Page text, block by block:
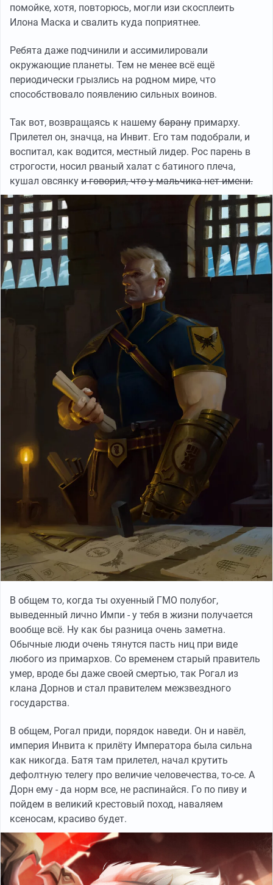
помойке, хотя, повторюсь, могли изи скосплеить
Илона Маска и свалить куда поприятнее.
Ребята даже подчинили и ассимилировали
окружающие планеты. Тем не менее всё ещё
периодически грызлись на родном мире, что
способствовало появлению сильных воинов.
Так вот, возвращаясь к нашему барану примарху.
Прилетел он, значца, на Инвит. Его там подобрали, и
воспитал, как водится, местный лидер. Рос парень в
строгости, носил рваный халат с батиного плеча,
кушал овсянку и говорил, что у мальчика нет имени.
В общем то, когда ты охуенный ГМО полубог,
выведенный лично Импи - у тебя в жизни получается
вообще всё. Ну как бы разница очень заметна.
Обычные люди очень тянутся пасть ниц при виде
любого из примархов. Со временем старый правитель
умер, вроде бы даже своей смертью, так Рогал из
клана Дорнов и стал правителем межзвездного
государства.
В общем, Рогал приди, порядок наведи. Он и навёл,
империя Инвита к прилёту Императора была сильна
как никогда. Батя там прилетел, начал крутить
дефолтную телегу про величие человечества, то-се. А
Дорн ему - да норм все, не распинайся. Го по пиву и
пойдем в великий крестовый поход, наваляем
ксеносам, красиво будет.